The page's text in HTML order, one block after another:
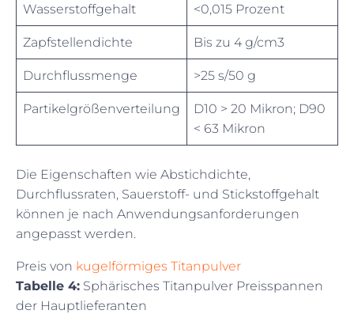
Wasserstoffgehalt <0,015 Prozent
Zapfstellendichte Bis zu 4 g/cm3
Durchflussmenge >25 s/50 g
Partikelgrößenverteilung
D10 > 20 Mikron; D90
< 63 Mikron
Die Eigenschaften wie Abstichdichte,
Durchflussraten, Sauerstoff- und Stickstoffgehalt
können je nach Anwendungsanforderungen
angepasst werden.
Preis von kugelförmiges Titanpulver
Tabelle 4: Sphärisches Titanpulver Preisspannen
der Hauptlieferanten